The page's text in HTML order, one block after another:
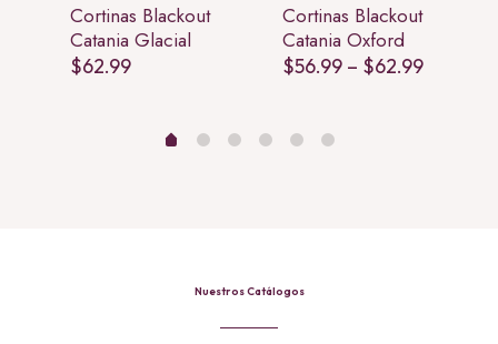
Cortinas Blackout
Catania Glacial
$62.99
Cortinas Blackout
Catania Oxford
$56.99 – $62.99Price
Nuestros Catálogos